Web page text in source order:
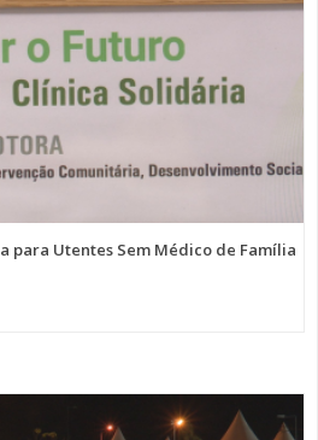
para Utentes Sem Médico de Família